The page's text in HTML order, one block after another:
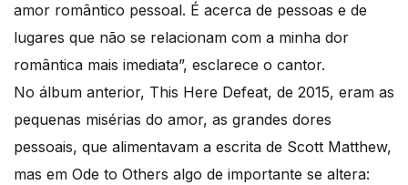
amor romântico pessoal. É acerca de pessoas e de
lugares que não se relacionam com a minha dor
romântica mais imediata”, esclarece o cantor.
No álbum anterior, This Here Defeat, de 2015, eram as
pequenas misérias do amor, as grandes dores
pessoais, que alimentavam a escrita de Scott Matthew,
mas em Ode to Others algo de importante se altera: